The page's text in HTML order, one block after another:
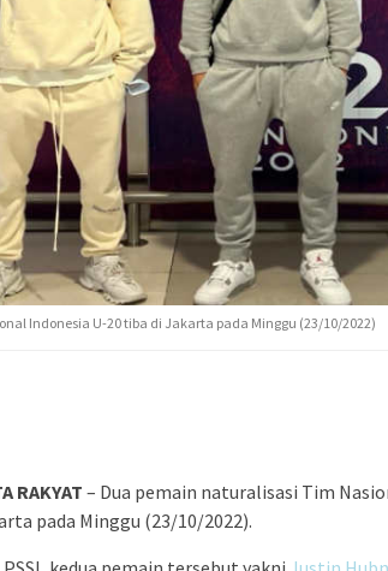
Indonesia U-20 tiba di Jakarta pada Minggu (23/10/2022)
RAKYAT – Dua pemain naturalisasi Tim
pada Minggu (23/10/2022).